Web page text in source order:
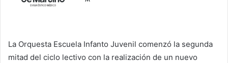
La Orquesta Escuela Infanto Juvenil comenzó la segunda
mitad del ciclo lectivo con la realización de un nuevo